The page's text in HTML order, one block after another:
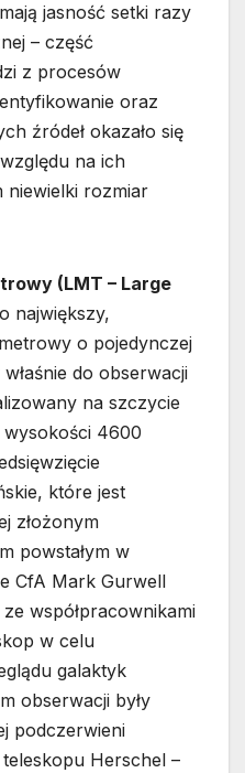
jasność setki razy
– część
z procesów
oraz
źródeł okazało się
na ich
niewielki rozmiar
(LMT – Large
największy,
o pojedynczej
do obserwacji
na szczycie
4600
które jest
złożonym
powstałym w
CfA Mark Gurwell
współpracownikami
w celu
galaktyk
obserwacji były
podczerwieni
Herschel –